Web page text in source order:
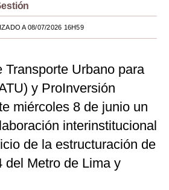
A 08/07/2026 16H59
Transporte Urbano para
y ProInversión
miércoles 8 de junio un
interinstitucional
de la estructuración de
del Metro de Lima y